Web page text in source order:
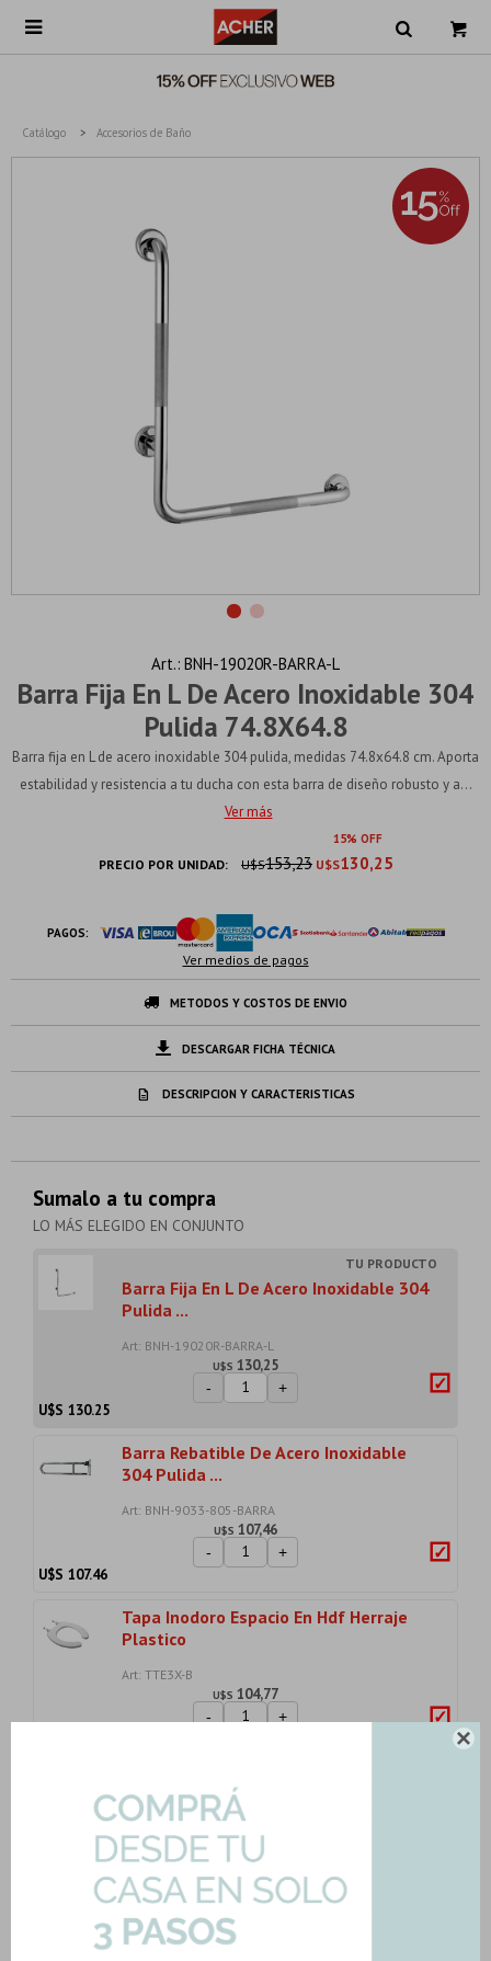


Catálogo Accesorios de Baño
Barra Fija En L De Acero Inoxidable 304
Pulida 74.8X64.8
BNH-19020R-BARRA-L
Barra fija en L de acero inoxidable 304 pulida, medidas 74.8x64.8 cm. Aporta
estabilidad y resistencia a tu ducha con esta barra de diseño robusto y a...
Ver más
15
PRECIO POR UNIDAD: U$S130,25
U$S153,23
PAGOS:
Ver medios de pagos
METODOS Y COSTOS DE ENVIO
DESCARGAR FICHA TÉCNICA
DESCRIPCION Y CARACTERISTICAS
Sumalo a tu compra
LO MÁS ELEGIDO EN CONJUNTO
Barra Fija En L De Acero Inoxidable 304
Pulida ...
Art: BNH-19020R-BARRA-L
U$S 130,25
- +
U$S 130.25
Barra Rebatible De Acero Inoxidable
304 Pulida ...
Art: BNH-9033-805-BARRA
U$S 107,46
- +
U$S 107.46
Tapa Inodoro Espacio En Hdf Herraje
Plastico
Art: TTE3X-B
U$S 104,77
- +
Automatic...
Art: FV-PRESSMATIC-DISCAP
U$S 238,88
- +
238.88
Importe total:USD 581.36